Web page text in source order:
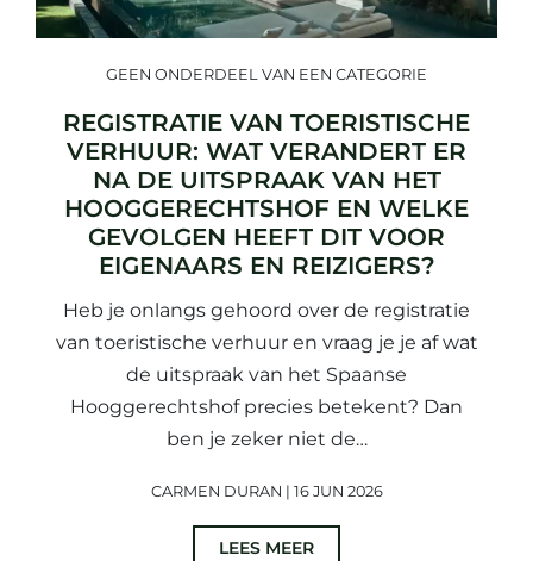
GEEN ONDERDEEL VAN EEN CATEGORIE
REGISTRATIE VAN TOERISTISCHE
VERHUUR: WAT VERANDERT ER
NA DE UITSPRAAK VAN HET
HOOGGERECHTSHOF EN WELKE
GEVOLGEN HEEFT DIT VOOR
EIGENAARS EN REIZIGERS?
Heb je onlangs gehoord over de registratie
van toeristische verhuur en vraag je je af wat
de uitspraak van het Spaanse
Hooggerechtshof precies betekent? Dan
ben je zeker niet de…
CARMEN DURAN | 16 JUN 2026
LEES MEER